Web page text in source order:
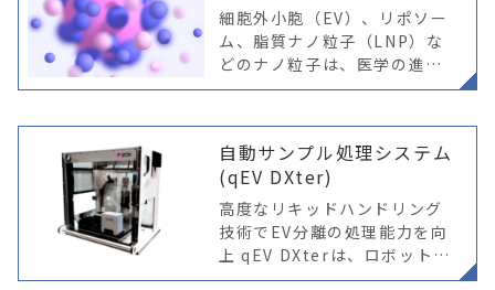
細胞外小胞（EV）、リポソー
ム、脂質ナノ粒子（LNP）な
どのナノ粒子は、医学の進展
に大きな可能性を秘めていま
応用において有効で安全であ
ることを保証するためには、
詳細な特性評価
自動サンプル処理システム
(qEV DXter)
高度なリキッドハンドリング
技術でEV分離の処理能力を向
上 qEV DXterは、ロボットア
ームと高度なピペッティング